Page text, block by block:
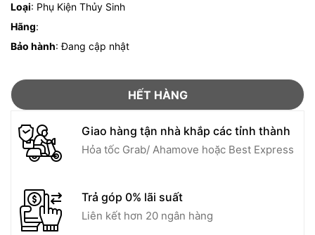
Loại: Phụ Kiện Thủy Sinh
Hãng:
Bảo hành: Đang cập nhật
HẾT HÀNG
Giao hàng tận nhà khắp các tỉnh thành
Hỏa tốc Grab/ Ahamove hoặc Best Express
Trả góp 0% lãi suất
Liên kết hơn 20 ngân hàng